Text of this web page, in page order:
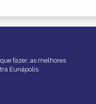
fazer, as melhores
Eunápolis.